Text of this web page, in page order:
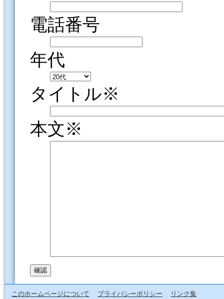
電話番号
年代
タイトル※
本文※
このホームページについて プライバシーポリシー リンク集